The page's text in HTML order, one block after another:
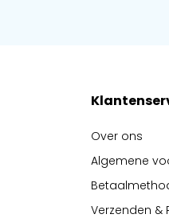
Over ons
Algemene
Verzenden &